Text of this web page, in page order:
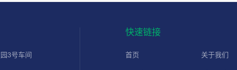
3号车间
快速链接
首页 关于我们